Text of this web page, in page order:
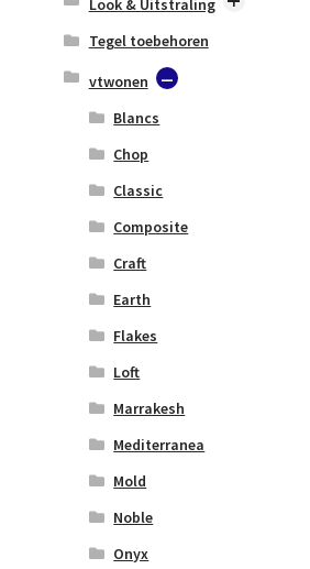
Tegel toebehoren
vtwonen
Blancs
Chop
Classic
Composite
Craft
Earth
Flakes
Loft
Marrakesh
Mediterranea
Mold
Noble
Onyx